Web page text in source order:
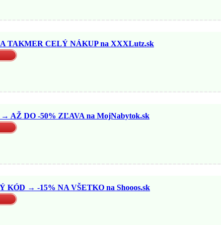
TAKMER CELÝ NÁKUP na XXXLutz.sk
AŽ DO -50% ZĽAVA na MojNabytok.sk
KÓD → -15% NA VŠETKO na Shooos.sk